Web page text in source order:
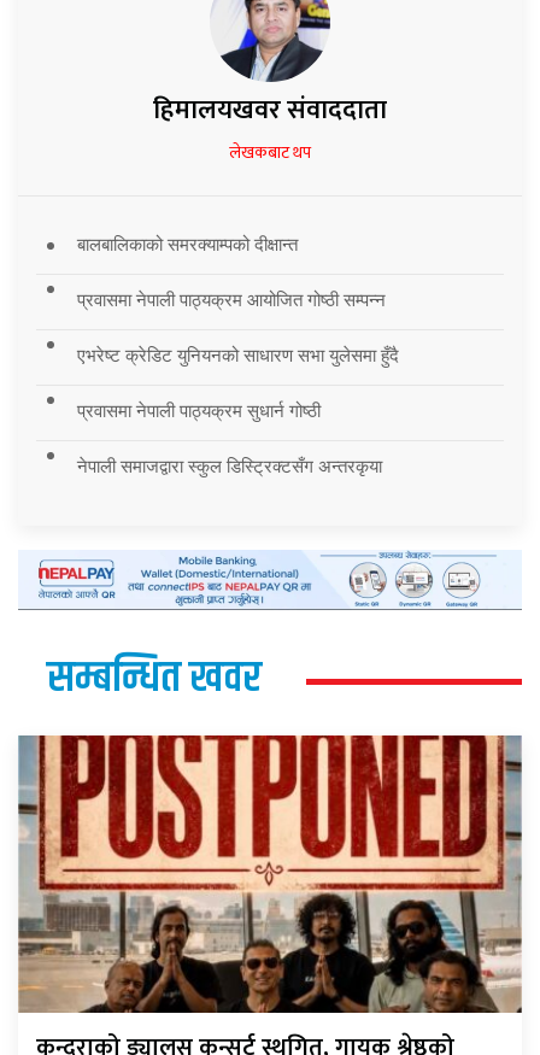
हिमालयखवर संवाददाता
लेखकबाट थप
बालबालिकाको समरक्याम्पको दीक्षान्त
प्रवासमा नेपाली पाठ्यक्रम आयोजित गोष्ठी सम्पन्न
एभरेष्ट क्रेडिट युनियनको साधारण सभा युलेसमा हुँदै
प्रवासमा नेपाली पाठ्यक्रम सुधार्न गोष्ठी
नेपाली समाजद्वारा स्कुल डिस्ट्रिक्टसँग अन्तरकृया
सम्बन्धित खवर